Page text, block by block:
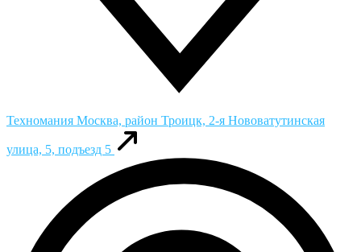
Техномания Москва, район Троицк, 2-я Нововатутинская
улица, 5, подъезд 5